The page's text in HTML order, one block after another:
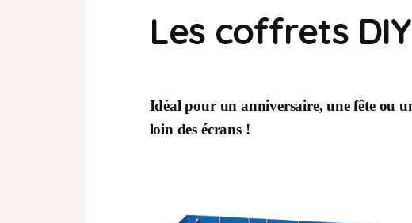
Les coffrets DIY
Idéal pour un anniversaire, une fête ou
loin des écrans !